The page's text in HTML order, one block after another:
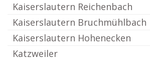
Kaiserslautern Reichenbach
Kaiserslautern Bruchmühlbach
Kaiserslautern Hohenecken
Katzweiler